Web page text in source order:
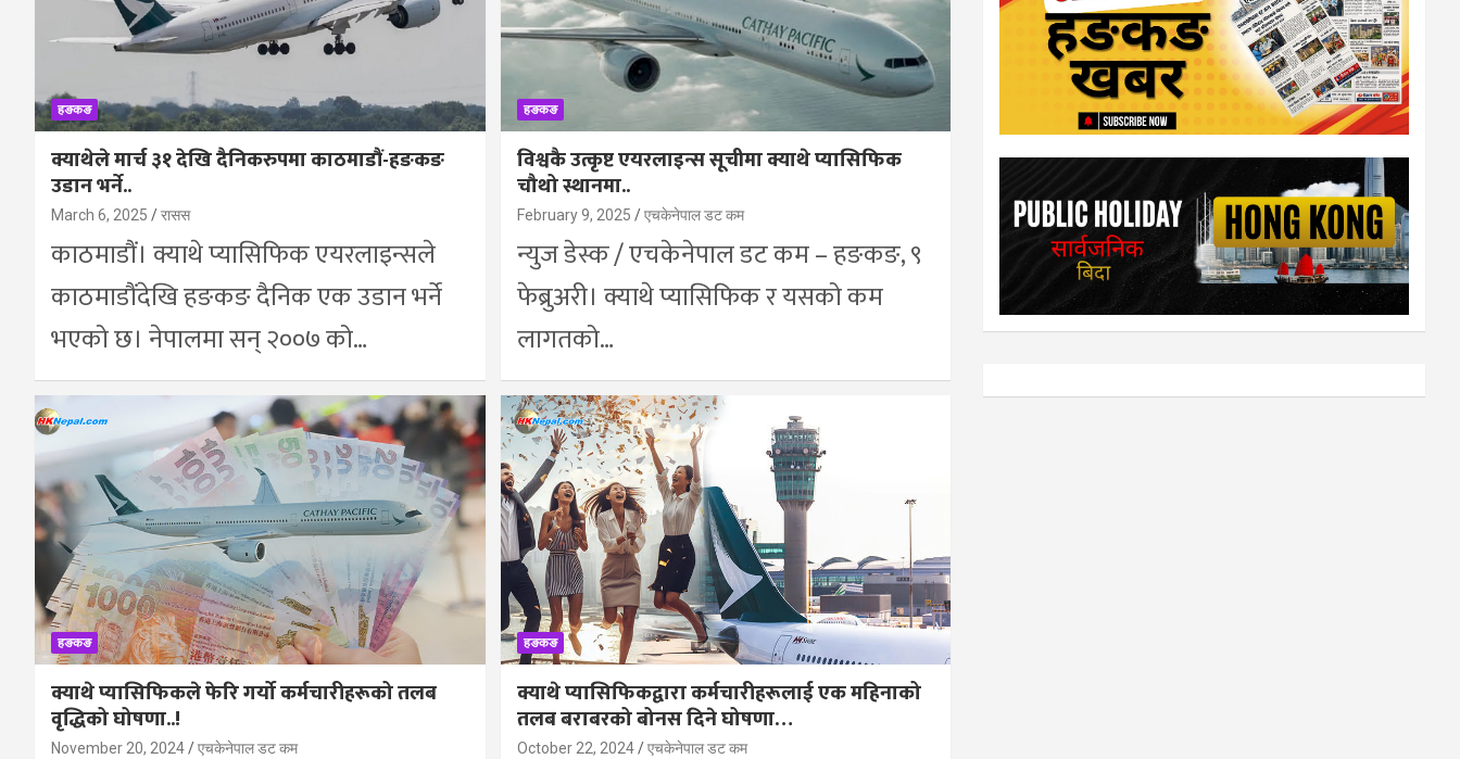
हङकङ
क्याथेले मार्च ३१ देखि दैनिकरुपमा काठमाडौं-हङकङ
उडान भर्ने..
March 6, 2025 रासस
काठमाडौं। क्याथे प्यासिफिक एयरलाइन्सले
काठमाडौंदेखि हङकङ दैनिक एक उडान भर्ने
भएको छ। नेपालमा सन् २००७ को…
हङकङ
विश्वकै उत्कृष्ट एयरलाइन्स सूचीमा क्याथे प्यासिफिक
चौथो स्थानमा..
February 9, 2025 एचकेनेपाल डट कम
न्युज डेस्क / एचकेनेपाल डट कम – हङकङ, ९
फेब्रुअरी। क्याथे प्यासिफिक र यसको कम
लागतको…
हङकङ
क्याथे प्यासिफिकले फेरि गर्यो कर्मचारीहरूको तलब
वृद्धिको घोषणा..!
November 20, 2024 एचकेनेपाल डट कम
हङकङ
क्याथे प्यासिफिकद्वारा कर्मचारीहरूलाई एक महिनाको
तलब बराबरको बोनस दिने घोषणा…
October 22, 2024 एचकेनेपाल डट कम